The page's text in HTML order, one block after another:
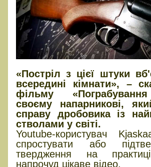
«Постріл з цієї штуки
всередині кімнати», –
фільму
своєму напарникові,
справу дробовика із
стволами у світі.
Youtube-користувач
спростувати або
твердження на
напрочуд цікаве відео.